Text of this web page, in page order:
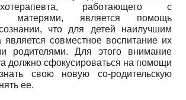
работающего с
матерями, является помощь
что для детей наилучшим
является совместное воспитание их
родителями. Для этого внимание
должно сфокусироваться на помощи
свою новую со-родительскую
ее.